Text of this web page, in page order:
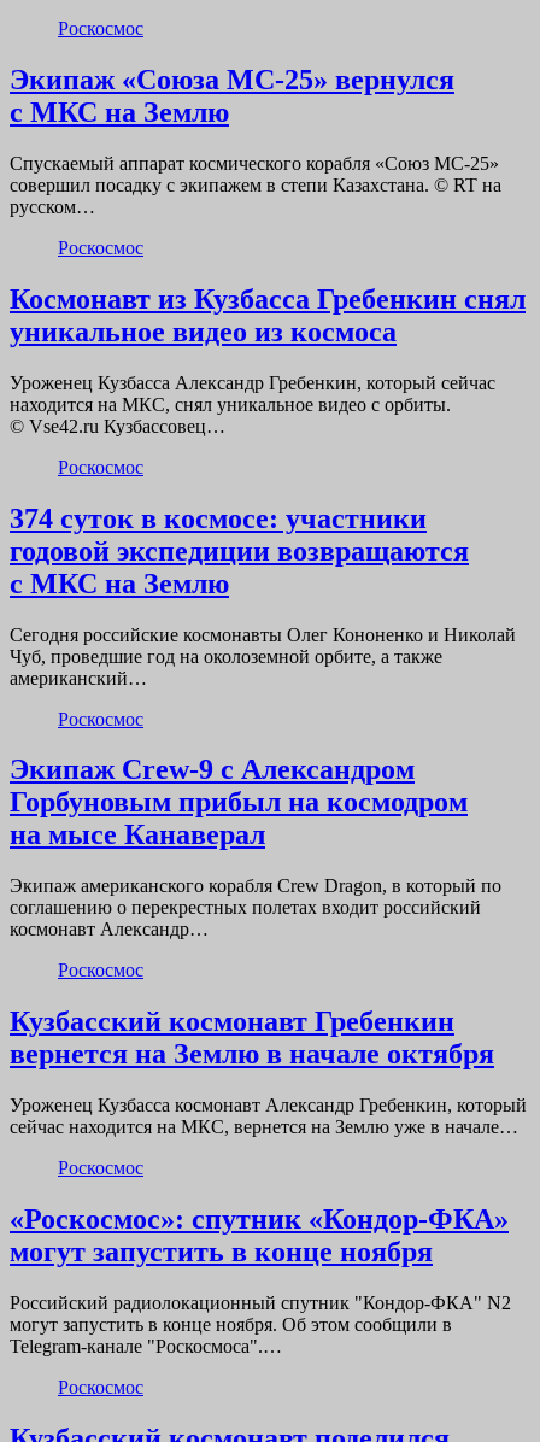
Роскосмос
Экипаж «Союза МС-25» вернулся
с МКС на Землю
Спускаемый аппарат космического корабля «Союз МС-25»
совершил посадку с экипажем в степи Казахстана. © RT на
русском…
Роскосмос
Космонавт из Кузбасса Гребенкин снял
уникальное видео из космоса
Уроженец Кузбасса Александр Гребенкин, который сейчас
находится на МКС, снял уникальное видео с орбиты.
© Vse42.ru Кузбассовец…
Роскосмос
374 суток в космосе: участники
годовой экспедиции возвращаются
с МКС на Землю
Сегодня российские космонавты Олег Кононенко и Николай
Чуб, проведшие год на околоземной орбите, а также
американский…
Роскосмос
Экипаж Crew-9 с Александром
Горбуновым прибыл на космодром
на мысе Канаверал
Экипаж американского корабля Crew Dragon, в который по
соглашению о перекрестных полетах входит российский
космонавт Александр…
Роскосмос
Кузбасский космонавт Гребенкин
вернется на Землю в начале октября
Уроженец Кузбасса космонавт Александр Гребенкин, который
сейчас находится на МКС, вернется на Землю уже в начале…
Роскосмос
«Роскосмос»: спутник «Кондор-ФКА»
могут запустить в конце ноября
Российский радиолокационный спутник "Кондор-ФКА" N2
могут запустить в конце ноября. Об этом сообщили в
Telegram-канале "Роскосмоса".…
Роскосмос